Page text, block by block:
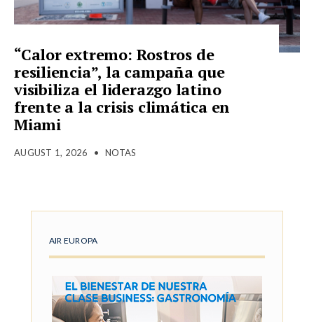
“Calor extremo: Rostros de
resiliencia”, la campaña que
visibiliza el liderazgo latino
frente a la crisis climática en
Miami
AUGUST 1, 2026 • NOTAS
AIR EUROPA